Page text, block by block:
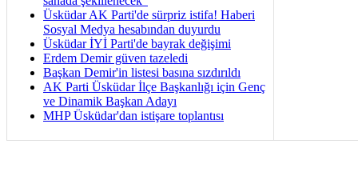
Üsküdar AK Parti'de sürpriz istifa! Haberi
Sosyal Medya hesabından duyurdu
Üsküdar İYİ Parti'de bayrak değişimi
Erdem Demir güven tazeledi
Başkan Demir'in listesi basına sızdırıldı
AK Parti Üsküdar İlçe Başkanlığı için Genç
ve Dinamik Başkan Adayı
MHP Üsküdar'dan istişare toplantısı